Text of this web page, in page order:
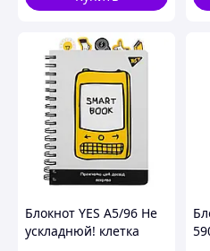
Блокнот YES А5/96 Не
ускладнюй! клетка